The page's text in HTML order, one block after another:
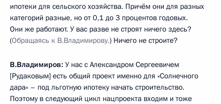
ипотеки для сельского хозяйства. Причём они для разных
категорий разные, но от 0,1 до 3 процентов годовых.
Они же работают. У вас разве не строят ничего здесь?
(Обращаясь к В.Владимирову.) Ничего не строите?
В.Владимиров: У нас с Александром Сергеевичем
[Рудаковым] есть общий проект именно для «Солнечного
дара» – под льготную ипотеку начать строительство.
Поэтому в следующий цикл нацпроекта входим и тоже